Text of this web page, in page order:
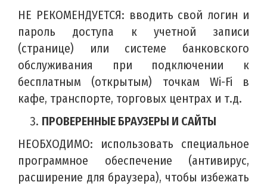
НЕ РЕКОМЕНДУЕТСЯ: вводить свой логин и
пароль доступа к учетной записи
(странице) или системе банковского
обслуживания при подключении к
бесплатным (открытым) точкам Wi-Fi в
кафе, транспорте, торговых центрах и т.д.
ПРОВЕРЕННЫЕ БРАУЗЕРЫ И САЙТЫ
НЕОБХОДИМО: использовать специальное
программное обеспечение (антивирус,
расширение для браузера), чтобы избежать